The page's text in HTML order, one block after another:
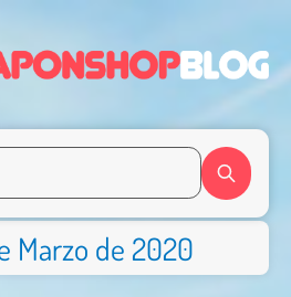
Marzo de 2020